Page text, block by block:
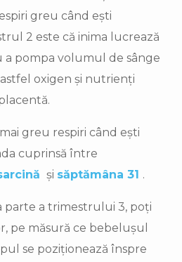
greu când ești
2 este că inima lucrează
pompa volumul de sânge
oxigen și nutrienți
greu respiri când ești
cuprinsă între
și săptămâna 31 .
parte a trimestrului 3, poți
pe măsură ce bebelușul
se poziționează înspre